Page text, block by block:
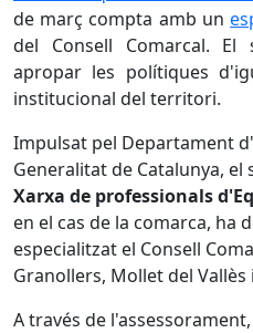
de març compta amb un
del Consell Comarcal.
apropar les polítiques
institucional del territori.
Impulsat pel Departament
Generalitat de Catalunya,
Xarxa de professionals
en el cas de la comarca, ha
especialitzat el Consell
Granollers, Mollet del Vallès
A través de